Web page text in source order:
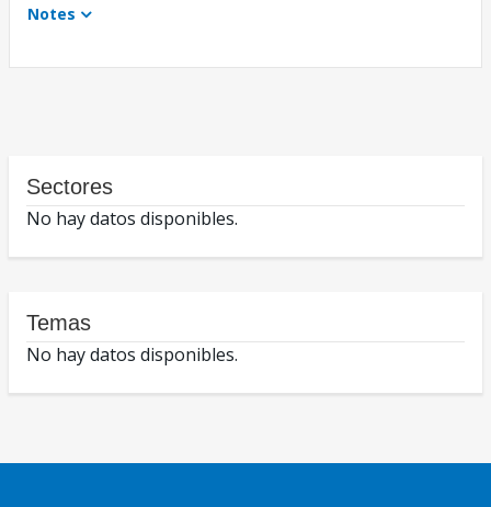
Notes
Sectores
No hay datos disponibles.
Temas
No hay datos disponibles.